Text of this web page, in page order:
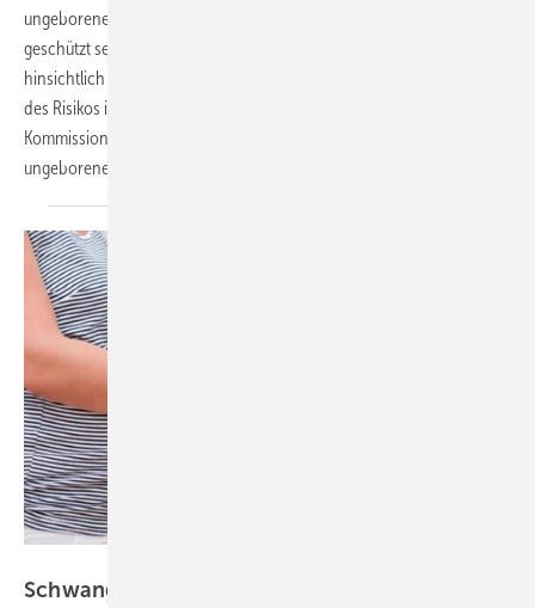
ungeborene Kind von schwangeren Beschäftigten nicht sicher
geschützt sein. Die Evaluierung von MAK- und ­ BAT-Werten
hinsichtlich ihrer fruchtschädigenden Wirkung und die Einschätzung
des Risikos in vier Schwangerschaftsgruppen durch die MAK-
Kommission ermöglicht es, bei schwangeren Frauen das Risiko für ihr
ungeborenes Kind zu beurteilen. Wobbeke Weistenhöfer et
Schwangere Ärztinnen: BDA veröffentlicht